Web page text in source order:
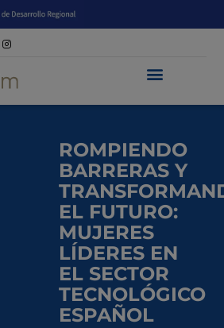
ROMPIENDO
BARRERAS Y
EL FUTURO:
MUJERES
LÍDERES EN
EL SECTOR
TECNOLÓGICO
ESPAÑOL